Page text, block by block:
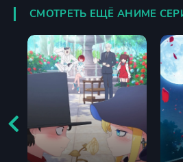
СМОТРЕТЬ ЕЩЁ АНИМЕ